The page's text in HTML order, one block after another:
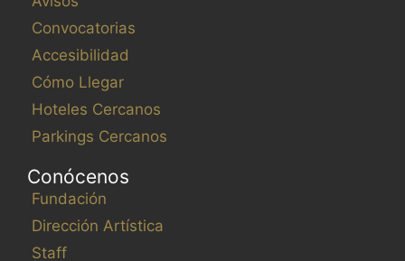
Convocatorias
Accesibilidad
Cómo Llegar
Hoteles Cercanos
Parkings Cercanos
Conócenos
Fundación
Dirección Artística
Staff